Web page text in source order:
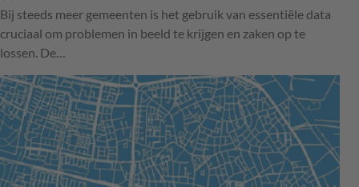
Bij steeds meer gemeenten is het gebruik van essentiële data
cruciaal om problemen in beeld te krijgen en zaken op te
lossen. De…